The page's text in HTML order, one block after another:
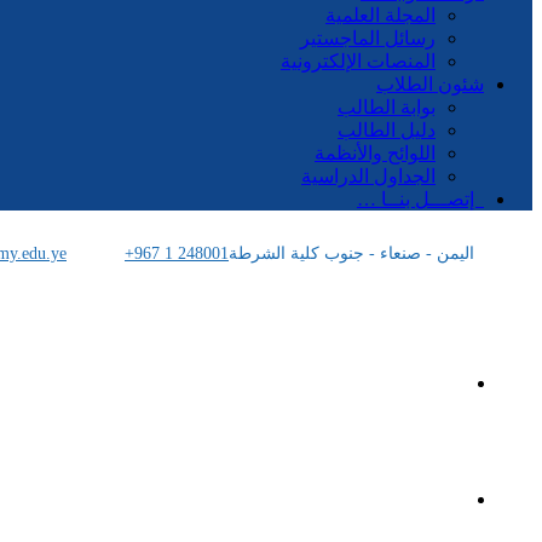
المجلة العلمية
رسائل الماجستير
المنصات الإلكترونية
شئون الطلاب
بوابة الطالب
دليل الطالب
اللوائح والأنظمة
الجداول الدراسية
إتصـــل بنــا …
اليمن - صنعاء - جنوب كلية الشرطة+967 1 248001